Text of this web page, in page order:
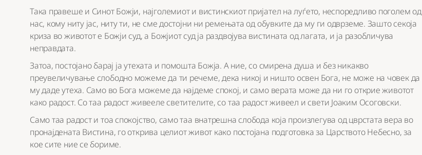
Така правеше и Синот Божји, најголемиот и вистинскиот пријател на луѓето, неспоредливо поголем од
нас, кому ниту јас, ниту ти, не сме достојни ни ремењата од обувките да му ги одврземе. Зашто секоја
криза во животот е Божји суд, а Божјиот суд ја раздвојува вистината од лагата, и ја разобличува
неправдата.
Затоа, постојано барај ја утехата и помошта Божја. А ние, со смирена душа и без никакво
преувеличување слободно можеме да ти речеме, дека никој и ништо освен Бога, не може на човек да
му даде утеха. Само во Бога можеме да најдеме спокој, и само верата може да ни го открие животот
како радост. Со таа радост живееле светителите, со таа радост живеел и свети Јоаким Осоговски.
Само таа радост и тоа спокојство, само таа внатрешна слобода која произлегува од цврстата вера во
пронајдената Вистина, го открива целиот живот како постојана подготовка за Царството Небесно, за
кое сите ние се бориме.